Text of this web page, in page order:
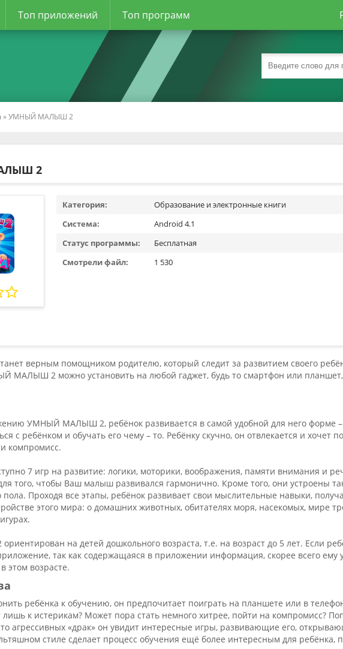
Топ приложений Топ программ
» УМНЫЙ МАЛЫШ 2
2
Категория:
Образование и электронные книги
Система:
Android 4.1
Статус программы:
Бесплатная
Смотрели файл:
1 530
верным помощником родителю, который следит за развитием своего
МАЛЫШ 2 можно установить на любой гаджет, будь то смартфон или
УМНЫЙ МАЛЫШ 2, ребёнок развивается в самой удобной для него форме –
с ребёнком и обучать его чему – то. Ребёнку скучно, он отвлекается и хочет
компромисс.
7 игр на развитие: логики, моторики, воображения, памяти внимания и
того, чтобы Ваш малыш развивался гармонично. Кроме того, они устроены
пола. Проходя все этапы, ребёнок развивает свои мыслительные навыки,
этого мира: о домашних животных, обитателях моря, насекомых, мире
на детей дошкольного возраста, т.е. на возраст до 5 лет. Если
так как содержащаяся в приложении информация, скорее всего ему
этом возрасте.
ребёнка к обучению, он предпочитает поиграть на планшете или в
к истерикам? Может пора стать немного хитрее, пойти на компромисс?
агрессивных «драк» он увидит интересные игры, развивающие его,
стиле сделает процесс обучения ещё более интересным для ребёнка,